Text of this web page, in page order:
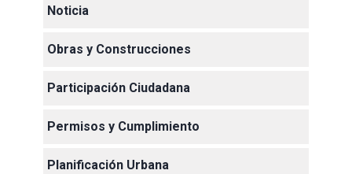
Noticia
Obras y Construcciones
Participación Ciudadana
Permisos y Cumplimiento
Planificación Urbana